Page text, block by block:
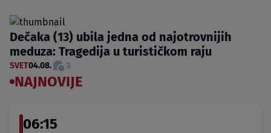
Dečaka (13) ubila jedna od najotrovnijih
meduza: Tragedija u turističkom raju
SVET04.08. 3
NAJNOVIJE
06:15